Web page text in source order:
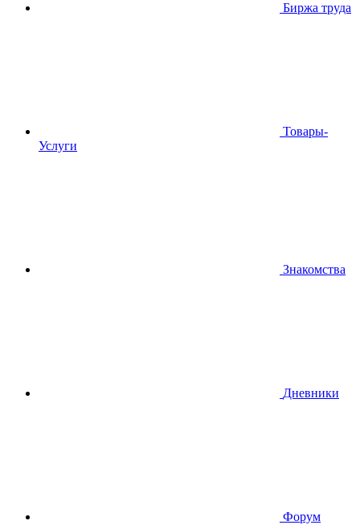
Биржа труда
Товары-
Услуги
Знакомства
Дневники
Форум